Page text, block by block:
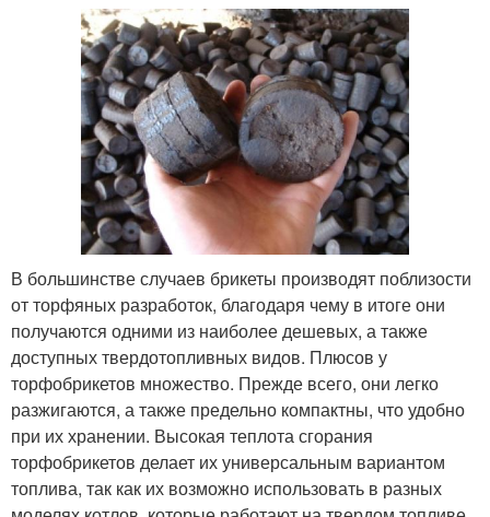
В большинстве случаев брикеты производят поблизости
от торфяных разработок, благодаря чему в итоге они
получаются одними из наиболее дешевых, а также
доступных твердотопливных видов. Плюсов у
торфобрикетов множество. Прежде всего, они легко
разжигаются, а также предельно компактны, что удобно
при их хранении. Высокая теплота сгорания
торфобрикетов делает их универсальным вариантом
топлива, так как их возможно использовать в разных